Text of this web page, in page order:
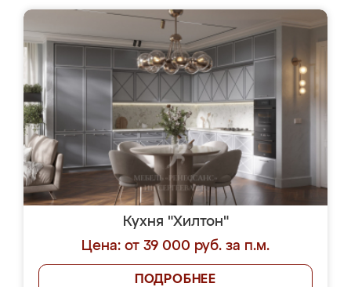
Кухня "Хилтон"
Цена: от 39 000 руб. за п.м.
ПОДРОБНЕЕ